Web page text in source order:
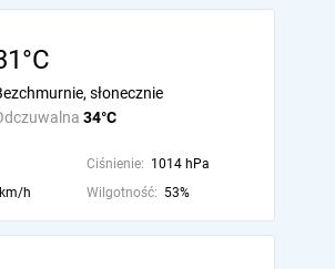
34°C
słonecznie
Ciśnienie: 1014 hPa
h Wilgotność: 53%